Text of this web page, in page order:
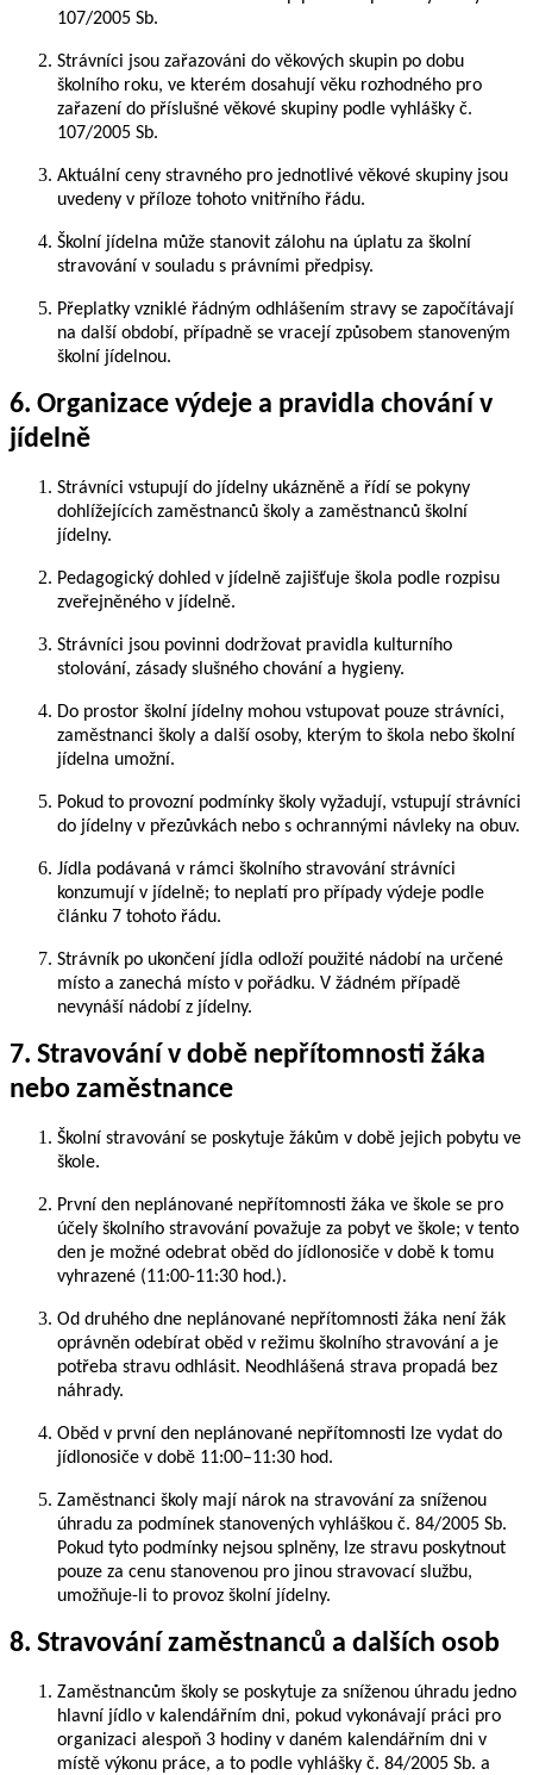
107/2005 Sb.
Strávníci jsou zařazováni do věkových skupin po dobu
školního roku, ve kterém dosahují věku rozhodného pro
zařazení do příslušné věkové skupiny podle vyhlášky č.
107/2005 Sb.
Aktuální ceny stravného pro jednotlivé věkové skupiny jsou
uvedeny v příloze tohoto vnitřního řádu.
Školní jídelna může stanovit zálohu na úplatu za školní
stravování v souladu s právními předpisy.
Přeplatky vzniklé řádným odhlášením stravy se započítávají
na další období, případně se vracejí způsobem stanoveným
školní jídelnou.
6. Organizace výdeje a pravidla chování v
jídelně
Strávníci vstupují do jídelny ukázněně a řídí se pokyny
dohlížejících zaměstnanců školy a zaměstnanců školní
jídelny.
Pedagogický dohled v jídelně zajišťuje škola podle rozpisu
zveřejněného v jídelně.
Strávníci jsou povinni dodržovat pravidla kulturního
stolování, zásady slušného chování a hygieny.
Do prostor školní jídelny mohou vstupovat pouze strávníci,
zaměstnanci školy a další osoby, kterým to škola nebo školní
jídelna umožní.
Pokud to provozní podmínky školy vyžadují, vstupují strávníci
do jídelny v přezůvkách nebo s ochrannými návleky na obuv.
Jídla podávaná v rámci školního stravování strávníci
konzumují v jídelně; to neplatí pro případy výdeje podle
článku 7 tohoto řádu.
Strávník po ukončení jídla odloží použité nádobí na určené
místo a zanechá místo v pořádku. V žádném případě
nevynáší nádobí z jídelny.
7. Stravování v době nepřítomnosti žáka
nebo zaměstnance
Školní stravování se poskytuje žákům v době jejich pobytu ve
škole.
První den neplánované nepřítomnosti žáka ve škole se pro
účely školního stravování považuje za pobyt ve škole; v tento
den je možné odebrat oběd do jídlonosiče v době k tomu
vyhrazené (11:00-11:30 hod.).
Od druhého dne neplánované nepřítomnosti žáka není žák
oprávněn odebírat oběd v režimu školního stravování a je
potřeba stravu odhlásit. Neodhlášená strava propadá bez
náhrady.
Oběd v první den neplánované nepřítomnosti lze vydat do
jídlonosiče v době 11:00–11:30 hod.
Zaměstnanci školy mají nárok na stravování za sníženou
úhradu za podmínek stanovených vyhláškou č. 84/2005 Sb.
Pokud tyto podmínky nejsou splněny, lze stravu poskytnout
pouze za cenu stanovenou pro jinou stravovací službu,
umožňuje-li to provoz školní jídelny.
8. Stravování zaměstnanců a dalších osob
Zaměstnancům školy se poskytuje za sníženou úhradu jedno
hlavní jídlo v kalendářním dni, pokud vykonávají práci pro
organizaci alespoň 3 hodiny v daném kalendářním dni v
místě výkonu práce, a to podle vyhlášky č. 84/2005 Sb. a